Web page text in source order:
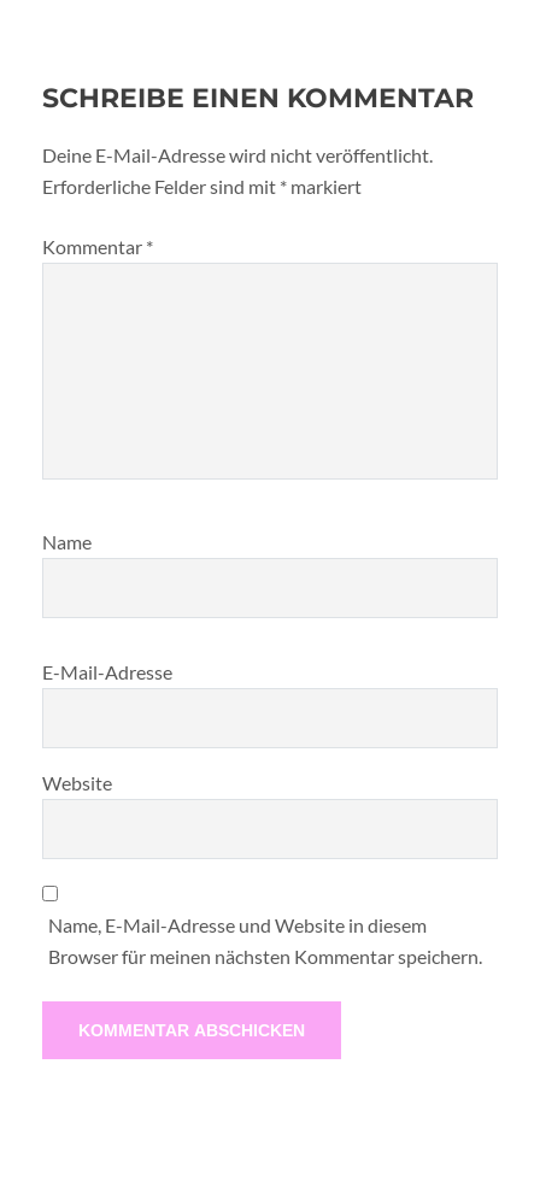
SCHREIBE EINEN KOMMENTAR
Deine E-Mail-Adresse wird nicht veröffentlicht.
Erforderliche Felder sind mit * markiert
Kommentar *
Name
E-Mail-Adresse
Website
Name, E-Mail-Adresse und Website in diesem
Browser für meinen nächsten Kommentar speichern.